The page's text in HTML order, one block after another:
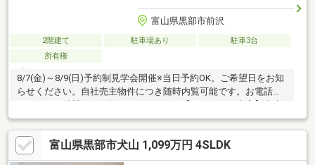
富山県黒部市前沢
2階建て 駐車場あり
駐車3台
所有権
8/7(金)～8/9(日)予約制見学会開催※当日予約OK。ご希望日をお知
らせください。自社売主物件につき随時内覧可能です。お電話か
引き込み、洗面台・浴室交換【おすすめポイント】・本物件は条
件により住宅ローン減税が適用されます。・シロアリ防除工事施
工後5年間保証。・お客様に合わせたローンの組み方や金融機関を
ご提案。住宅ローンが初めての方でもお気軽にご相談ください。
富山県黒部市犬山 1,099万円 4SLDK